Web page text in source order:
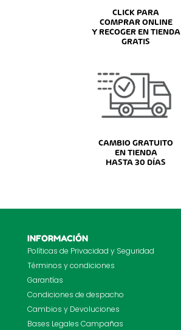
CLICK PARA
COMPRAR ONLINE
Y RECOGER EN TIENDA
GRATIS
CAMBIO GRATUITO
EN TIENDA
HASTA 30 DÍAS
INFORMACIÓN
Políticas de Privacidad y Seguridad
Términos y condiciones
Garantías
Condiciones de despacho
Cambios y Devoluciones
Bases Legales Campañas